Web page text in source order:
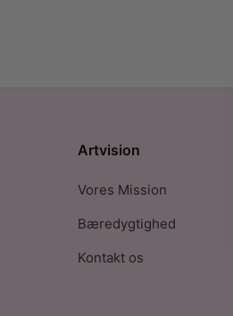
Artvision
Vores Mission
Bæredygtighed
Kontakt os